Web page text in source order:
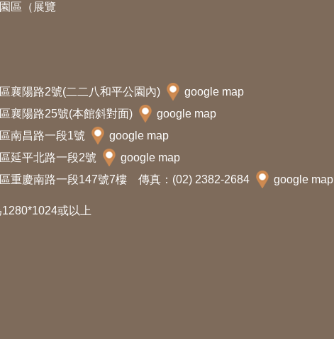
區（展覽
襄陽路2號(二二八和平公園內)
google map
襄陽路25號(本館斜對面)
google map
南昌路一段1號
google map
延平北路一段2號
google map
重慶南路一段147號7樓 傳真：(02) 2382-2684 google map
或以上